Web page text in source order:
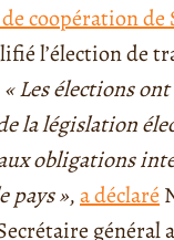
coopération de
l’élection de
« Les élections
la législation
obligations
pays »,a déclaré
général